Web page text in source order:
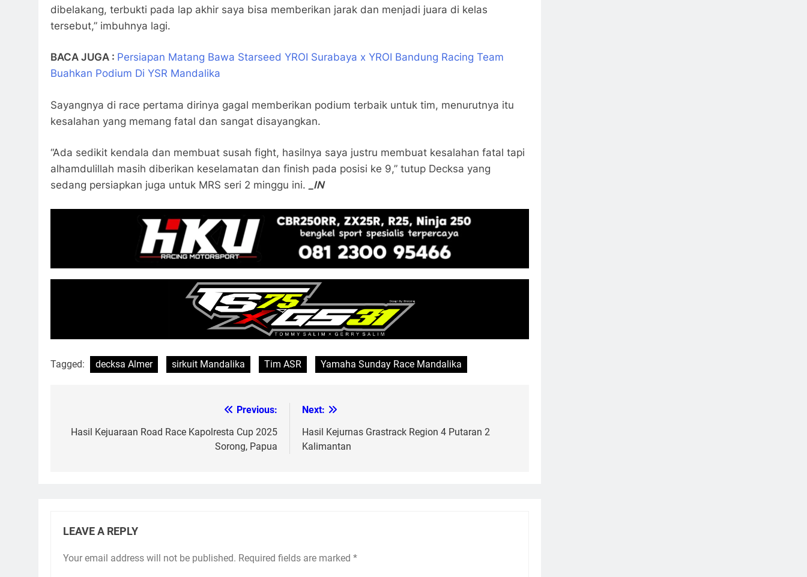
dibelakang, terbukti pada lap akhir saya bisa memberikan jarak dan menjadi juara di kelas
tersebut,” imbuhnya lagi.
BACA JUGA : Persiapan Matang Bawa Starseed YROI Surabaya x YROI Bandung Racing Team
Buahkan Podium Di YSR Mandalika
Sayangnya di race pertama dirinya gagal memberikan podium terbaik untuk tim, menurutnya itu
kesalahan yang memang fatal dan sangat disayangkan.
“Ada sedikit kendala dan membuat susah fight, hasilnya saya justru membuat kesalahan fatal tapi
alhamdulillah masih diberikan keselamatan dan finish pada posisi ke 9,” tutup Decksa yang
sedang persiapkan juga untuk MRS seri 2 minggu ini.
_IN
Tagged: decksa Almer sirkuit Mandalika Tim ASR Yamaha Sunday Race Mandalika
navigation
Previous:
Hasil Kejuaraan Road Race Kapolresta Cup 2025
Sorong, Papua
Next:
Hasil Kejurnas Grastrack Region 4 Putaran 2
Kalimantan
LEAVE A REPLY
Your email address will not be published. Required fields are marked *